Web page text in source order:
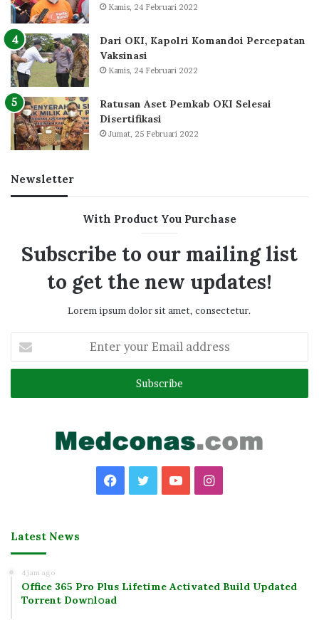
Kamis, 24 Februari 2022
Dari OKI, Kapolri Komandoi Percepatan
Vaksinasi
Kamis, 24 Februari 2022
Ratusan Aset Pemkab OKI Selesai
Disertifikasi
Jumat, 25 Februari 2022
Newsletter
With Product You Purchase
Subscribe to our mailing list
to get the new updates!
Lorem ipsum dolor sit amet, consectetur.
your
Email
Facebook
TwitterYouTubeInstagram
Latest News
4 jam ago
Office 365 Pro Plus Lifetime Activated Build Updated
Torrent Dow𝚗l𝚘аd